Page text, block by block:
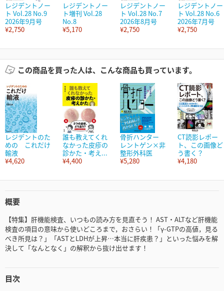
レジデントノー
ト Vol.28 No.9
2026年9月号
¥2,750
レジデントノー
ト増刊 Vol.28
No.8
¥5,170
レジデントノー
ト Vol.28 No.7
2026年8月号
¥2,750
レジデントノー
ト Vol.28 No.6
2026年7月号
¥2,750
この商品を買った人は、こんな商品も買っています。
レジデントのた
めの これだけ
輸液
¥4,620
誰も教えてくれ
なかった皮疹の
診かた・考え...
¥4,400
骨折ハンター
レントゲン×非
整形外科医
¥5,280
CT読影レポー
ト、この画像ど
う書く？
¥4,180
概要
【特集】肝機能検査、いつもの読み方を見直そう！ AST・ALTなど肝機能
検査の項目の意味から使いどころまで，おさらい！「γ-GTPの高値，見る
べき所見は？」「ASTとLDHが上昇…本当に肝疾患？」といった悩みを解
決して「なんとなく」の解釈から抜け出せます！
目次